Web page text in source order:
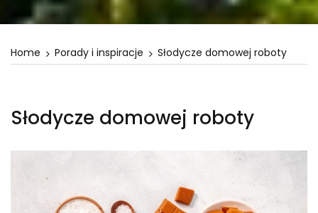
Home Porady i inspiracje Słodycze domowej roboty
Słodycze domowej roboty